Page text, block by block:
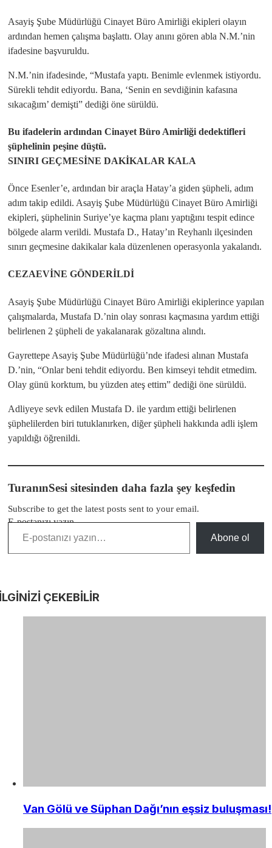
Asayiş Şube Müdürlüğü Cinayet Büro Amirliği ekipleri olayın
ardından hemen çalışma başlattı. Olay anını gören abla N.M.’nin
ifadesine başvuruldu.
N.M.’nin ifadesinde, “Mustafa yaptı. Benimle evlenmek istiyordu.
Sürekli tehdit ediyordu. Bana, ‘Senin en sevdiğinin kafasına
sıkacağım’ demişti” dediği öne sürüldü.
Bu ifadelerin ardından Cinayet Büro Amirliği dedektifleri
şüphelinin peşine düştü.
SINIRI GEÇMESİNE DAKİKALAR KALA
Önce Esenler’e, ardından bir araçla Hatay’a giden şüpheli, adım
adım takip edildi. Asayiş Şube Müdürlüğü Cinayet Büro Amirliği
ekipleri, şüphelinin Suriye’ye kaçma planı yaptığını tespit edince
bölgede alarm verildi. Mustafa D., Hatay’ın Reyhanlı ilçesinden
sınırı geçmesine dakikalar kala düzenlenen operasyonla yakalandı.
CEZAEVİNE GÖNDERİLDİ
Asayiş Şube Müdürlüğü Cinayet Büro Amirliği ekiplerince yapılan
çalışmalarda, Mustafa D.’nin olay sonrası kaçmasına yardım ettiği
belirlenen 2 şüpheli de yakalanarak gözaltına alındı.
Gayrettepe Asayiş Şube Müdürlüğü’nde ifadesi alınan Mustafa
D.’nin, “Onlar beni tehdit ediyordu. Ben kimseyi tehdit etmedim.
Olay günü korktum, bu yüzden ateş ettim” dediği öne sürüldü.
Adliyeye sevk edilen Mustafa D. ile yardım ettiği belirlenen
şüphelilerden biri tutuklanırken, diğer şüpheli hakkında adli işlem
yapıldığı öğrenildi.
TuranınSesi sitesinden daha fazla şey keşfedin
Subscribe to get the latest posts sent to your email.
E-postanızı yazın…
Abone ol
ÇEKEBİLİR
Van Gölü ve Süphan Dağı’nın eşsiz buluşması!